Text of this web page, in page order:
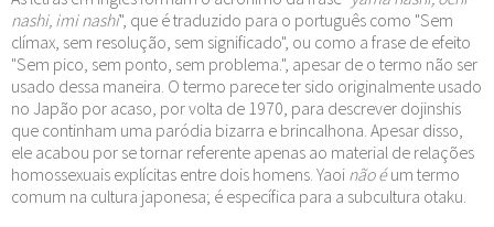
nashi, imi nashi", que é traduzido para o português como "Sem
clímax, sem resolução, sem significado", ou como a frase de efeito
"Sem pico, sem ponto, sem problema.", apesar de o termo não ser
usado dessa maneira. O termo parece ter sido originalmente usado
no Japão por acaso, por volta de 1970, para descrever dojinshis
que continham uma paródia bizarra e brincalhona. Apesar disso,
ele acabou por se tornar referente apenas ao material de relações
homossexuais explícitas entre dois homens. Yaoi não éum termo
comum na cultura japonesa; é específica para a subcultura otaku.